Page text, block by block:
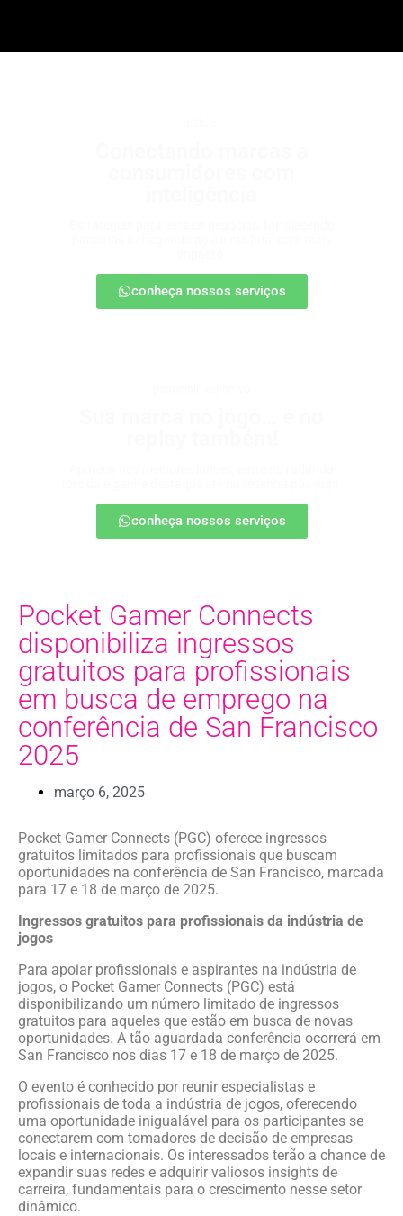
conheça nossos serviços
conheça nossos serviços
Pocket Gamer Connects
disponibiliza ingressos
gratuitos para profissionais
em busca de emprego na
conferência de San Francisco
2025
março 6, 2025
Pocket Gamer Connects (PGC) oferece ingressos
gratuitos limitados para profissionais que buscam
oportunidades na conferência de San Francisco, marcada
para 17 e 18 de março de 2025.
Ingressos gratuitos para profissionais da indústria de
jogos
Para apoiar profissionais e aspirantes na indústria de
jogos, o Pocket Gamer Connects (PGC) está
disponibilizando um número limitado de ingressos
gratuitos para aqueles que estão em busca de novas
oportunidades. A tão aguardada conferência ocorrerá em
San Francisco nos dias 17 e 18 de março de 2025.
O evento é conhecido por reunir especialistas e
profissionais de toda a indústria de jogos, oferecendo
uma oportunidade inigualável para os participantes se
conectarem com tomadores de decisão de empresas
locais e internacionais. Os interessados terão a chance de
expandir suas redes e adquirir valiosos insights de
carreira, fundamentais para o crescimento nesse setor
dinâmico.